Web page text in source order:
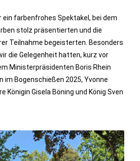
ein farbenfrohes Spektakel, bei dem
stolz präsentierten und die
Teilnahme begeisterten. Besonders
die Gelegenheit hatten, kurz vor
Ministerpräsidenten Boris Rhein
im Bogenschießen 2025, Yvonne
Königin Gisela Böning und König Sven